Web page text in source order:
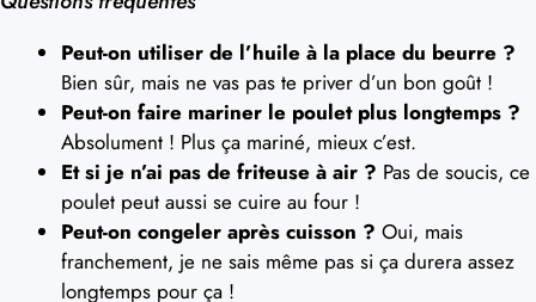
Peut-on utiliser de l’huile à la place du beurre ?
Bien sûr, mais ne vas pas te priver d’un bon goût !
Peut-on faire mariner le poulet plus longtemps ?
Absolument ! Plus ça mariné, mieux c’est.
Et si je n’ai pas de friteuse à air ? Pas de soucis, ce
poulet peut aussi se cuire au four !
Peut-on congeler après cuisson ? Oui, mais
franchement, je ne sais même pas si ça durera assez
longtemps pour ça !